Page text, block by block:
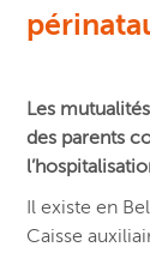
Les
des parents
Il existe en
Caisse